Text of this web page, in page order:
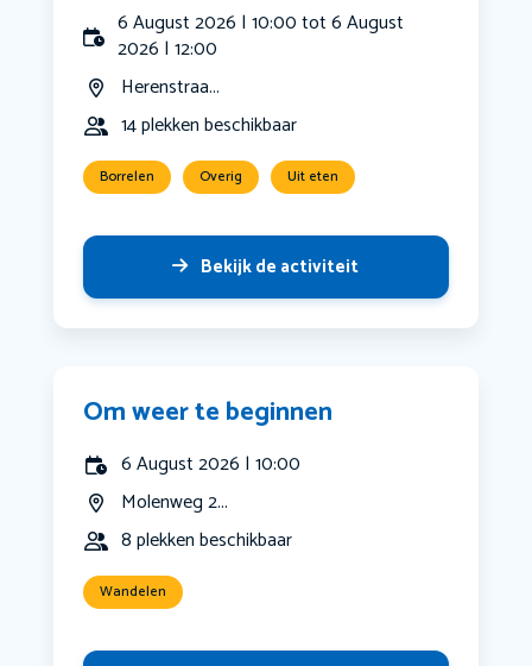
6 August 2026 | 10:00 tot 6 August
2026 | 12:00
Herenstraa...
14 plekken beschikbaar
Borrelen Overig Uit eten
Bekijk de activiteit
Om weer te beginnen
6 August 2026 | 10:00
Molenweg 2...
8 plekken beschikbaar
Wandelen